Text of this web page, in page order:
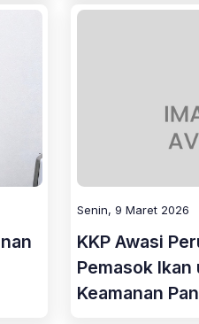
Senin, 9 Maret 2026
KKP Awasi
Pemasok Ikan
Keamanan